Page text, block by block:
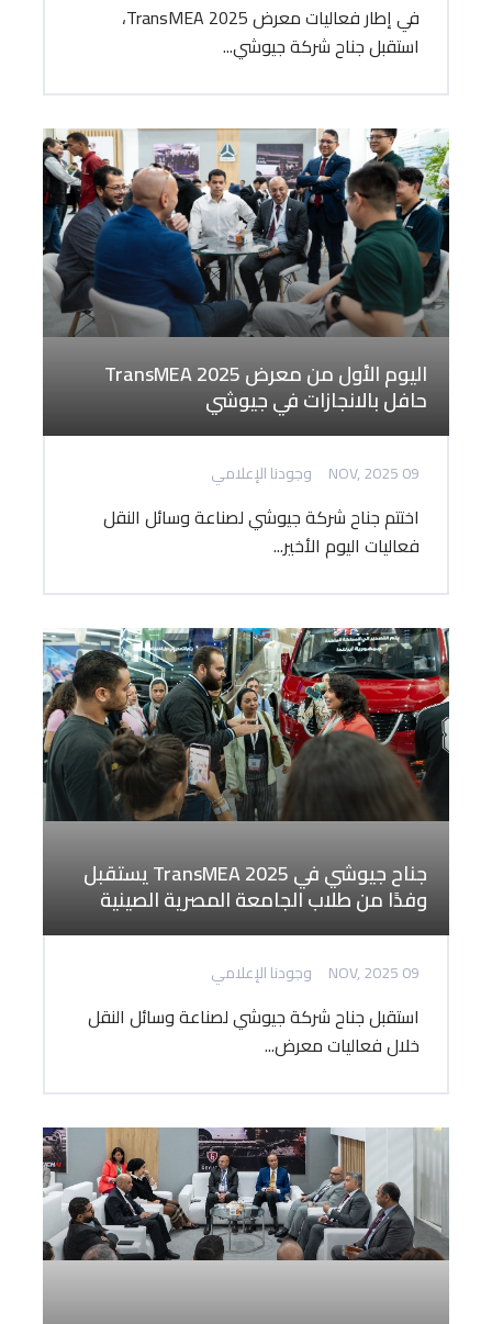
في إطار فعاليات معرض TransMEA 2025،
استقبل جناح شركة جيوشي...
اليوم الأول من معرض TransMEA 2025
حافل بالانجازات في جيوشي
09 NOV, 2025 وجودنا الإعلامي
اختتم جناح شركة جيوشي لصناعة وسائل النقل
فعاليات اليوم الأخير...
جناح جيوشي في TransMEA 2025 يستقبل
وفدًا من طلاب الجامعة المصرية الصينية
09 NOV, 2025 وجودنا الإعلامي
استقبل جناح شركة جيوشي لصناعة وسائل النقل
خلال فعاليات معرض...